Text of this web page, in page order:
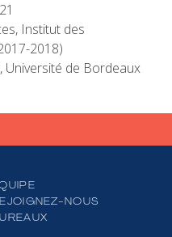
Institut des
2018)
Université de Bordeaux
NOUS